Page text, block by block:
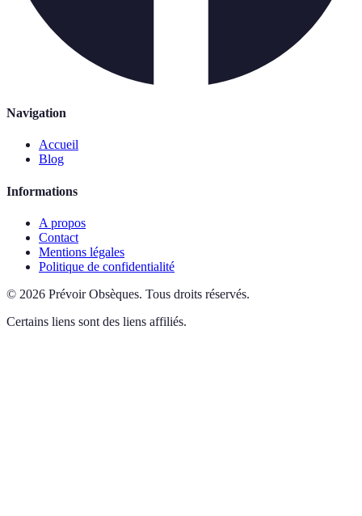
Navigation
Accueil
Blog
Informations
A propos
Contact
Mentions légales
Politique de confidentialité
© 2026 Prévoir Obsèques. Tous droits réservés.
Certains liens sont des liens affiliés.